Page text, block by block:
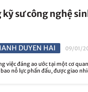
kỹ sư công nghệ
DUYEN HAI 09/01/
việc đáng ao ước tại một cơ
nỗ lực phấn đấu, được giao